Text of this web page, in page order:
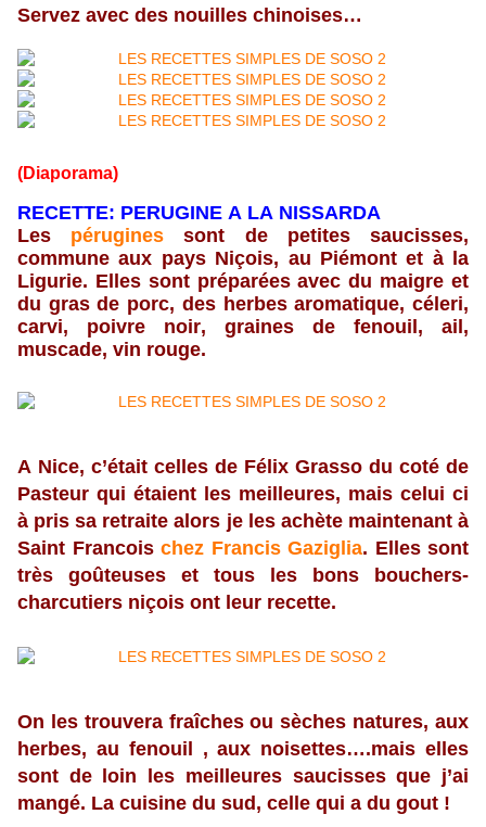
Servez avec des nouilles chinoises…
(Diaporama)
RECETTE: PERUGINE A LA NISSARDA
Les pérugines sont de petites saucisses,
commune aux pays Niçois, au Piémont et à la
Ligurie. Elles sont préparées avec du maigre et
du gras de porc, des herbes aromatique, céleri,
carvi, poivre noir, graines de fenouil, ail,
muscade, vin rouge.
A Nice, c’était celles de Félix Grasso du coté de
Pasteur qui étaient les meilleures, mais celui ci
à pris sa retraite alors je les achète maintenant à
Saint Francois chez Francis Gaziglia. Elles sont
très goûteuses et tous les bons
bouchers-
charcutiers niçois ont leur recette.
On les trouvera fraîches ou sèches natures, aux
herbes, au fenouil , aux noisettes….mais elles
sont de loin les meilleures saucisses que j’ai
mangé. La cuisine du sud, celle qui a du gout !